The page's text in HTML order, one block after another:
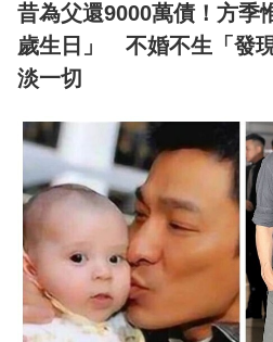
昔為父還9000萬債！方季
歲生日」 不婚不生「發
淡一切